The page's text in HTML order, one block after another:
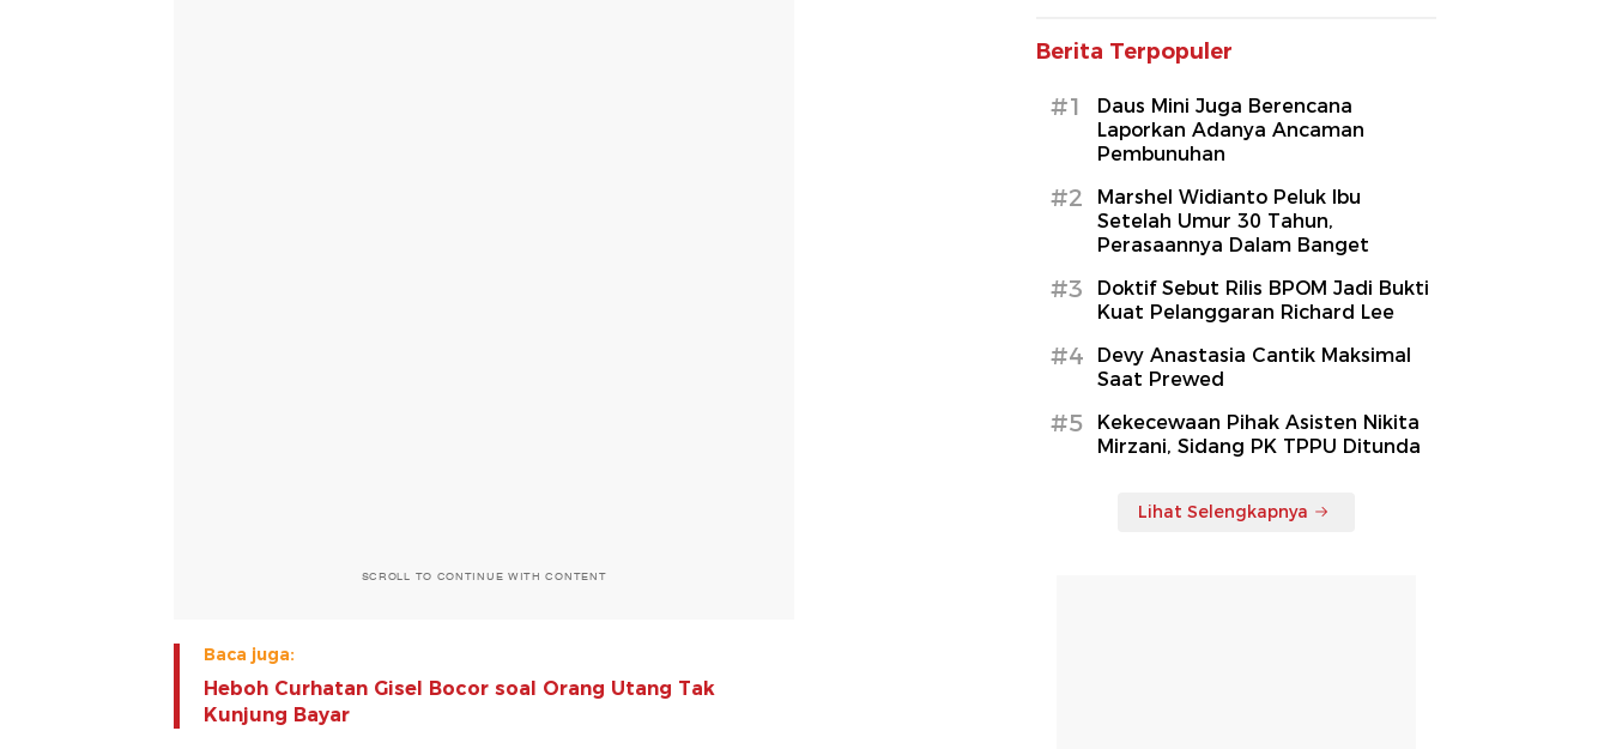
SCROLL TO CONTINUE WITH CONTENT
Baca juga:
Heboh Curhatan Gisel Bocor soal Orang Utang Tak
Kunjung Bayar
Berita Terpopuler
#1
Daus Mini Juga Berencana
Laporkan Adanya Ancaman
Pembunuhan
#2
Marshel Widianto Peluk Ibu
Setelah Umur 30 Tahun,
Perasaannya Dalam Banget
#3
Doktif Sebut Rilis BPOM Jadi Bukti
Kuat Pelanggaran Richard Lee
#4
Devy Anastasia Cantik Maksimal
Saat Prewed
#5
Kekecewaan Pihak Asisten Nikita
Mirzani, Sidang PK TPPU Ditunda
Lihat Selengkapnya